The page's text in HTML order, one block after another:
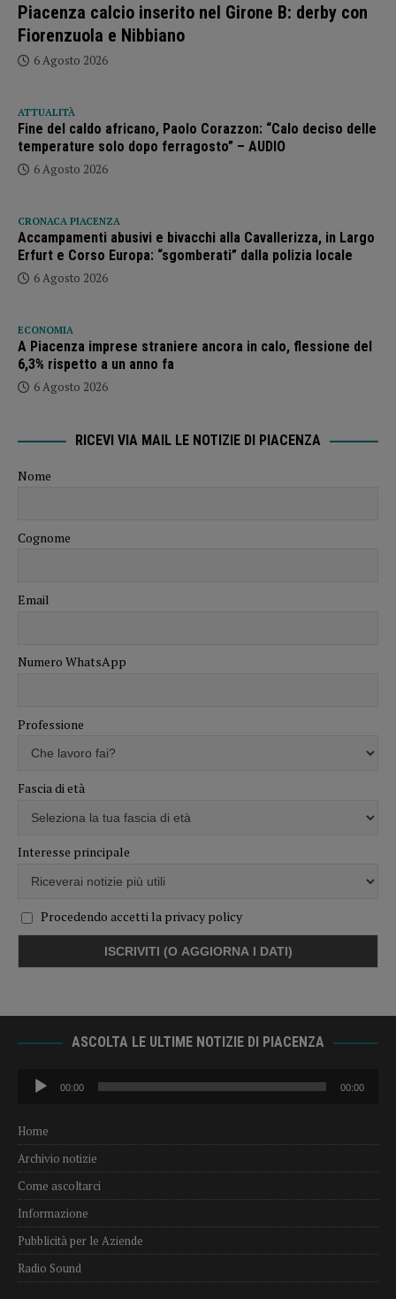
Piacenza calcio inserito nel Girone B: derby con
Fiorenzuola e Nibbiano
6 Agosto 2026
ATTUALITÀ
Fine del caldo africano, Paolo Corazzon: “Calo deciso delle
temperature solo dopo ferragosto” – AUDIO
6 Agosto 2026
CRONACA PIACENZA
Accampamenti abusivi e bivacchi alla Cavallerizza, in Largo
Erfurt e Corso Europa: “sgomberati” dalla polizia locale
6 Agosto 2026
ECONOMIA
A Piacenza imprese straniere ancora in calo, flessione del
6,3% rispetto a un anno fa
6 Agosto 2026
RICEVI VIA MAIL LE NOTIZIE DI PIACENZA
Nome
Cognome
Email
Numero WhatsApp
Professione
Fascia di età
Interesse principale
Procedendo accetti la privacy policy
ASCOLTA LE ULTIME NOTIZIE DI PIACENZA
Audio
Player
00:00 00:00
Home
Archivio notizie
Come ascoltarci
Informazione
Pubblicità per le Aziende
Radio Sound